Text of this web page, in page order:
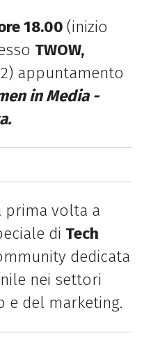
re 18.00 (inizio
TWOW,
appuntamento
in Media -
prima volta a
di Tech
dedicata
nei settori
e del marketing.